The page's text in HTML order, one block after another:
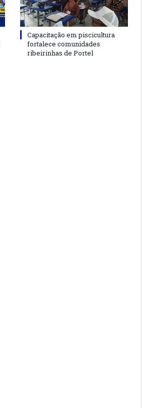
Capacitação em piscicultura
fortalece comunidades
ribeirinhas de Portel